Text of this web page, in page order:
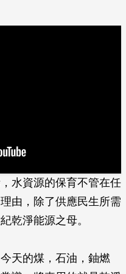
水資源的保育不管在任
由，除了供應民生所需
乾淨能源之母。
天的煤，石油，鈾燃